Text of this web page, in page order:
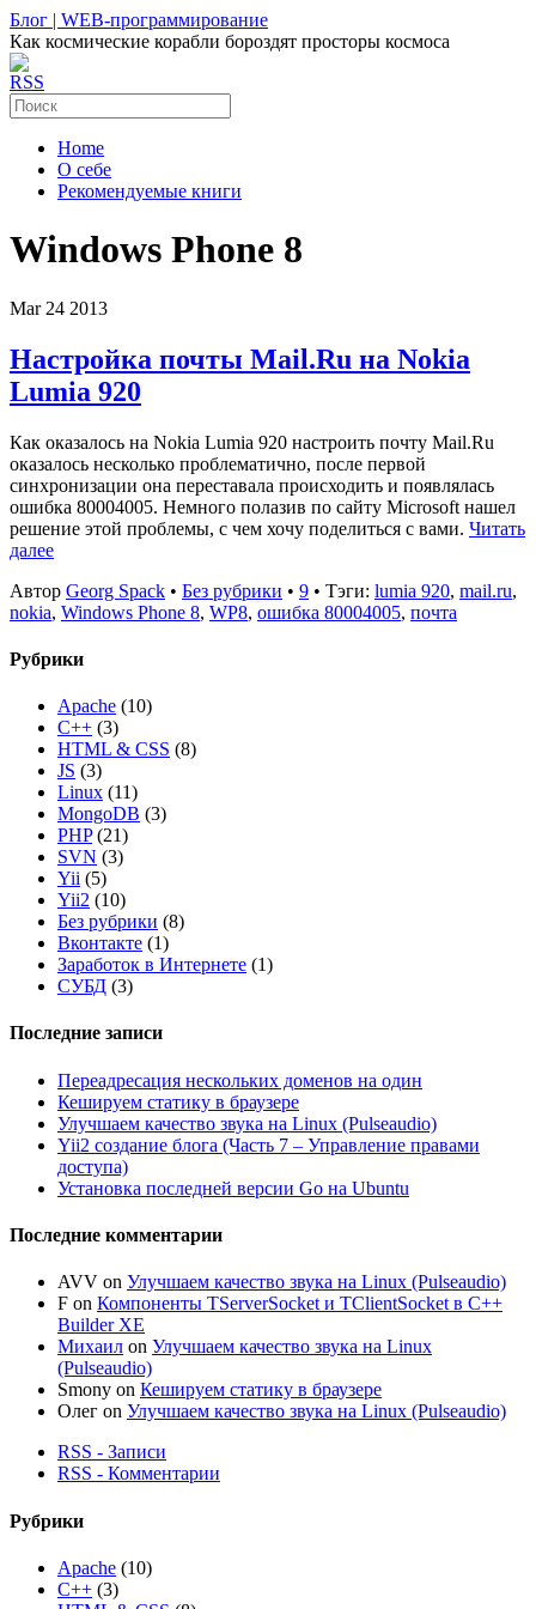
Блог | WEB-программирование
Как космические корабли бороздят просторы космоса
RSS
Home
О себе
Рекомендуемые книги
Windows Phone 8
Mar 24 2013
Настройка почты Mail.Ru на Nokia
Lumia 920
Как оказалось на Nokia Lumia 920 настроить почту Mail.Ru
оказалось несколько проблематично, после первой
синхронизации она переставала происходить и появлялась
ошибка 80004005. Немного полазив по сайту Microsoft нашел
решение этой проблемы, с чем хочу поделиться с вами. Читать
далее
Автор Georg Spack • Без рубрики • 9 • Тэги: lumia 920, mail.ru,
nokia, Windows Phone 8, WP8, ошибка 80004005, почта
Рубрики
Apache (10)
C++ (3)
HTML & CSS (8)
JS (3)
Linux (11)
MongoDB (3)
PHP(21)
SVN (3)
Yii (5)
Yii2 (10)
Без рубрики (8)
Вконтакте (1)
Заработок в Интернете (1)
СУБД (3)
Последние записи
Переадресация нескольких доменов на один
Кешируем статику в браузере
Улучшаем качество звука на Linux (Pulseaudio)
Yii2 создание блога (Часть 7 – Управление правами
доступа)
Установка последней версии Go на Ubuntu
Последние комментарии
AVV on Улучшаем качество звука на Linux (Pulseaudio)
F on Компоненты TServerSocket и TClientSocket в C++
Builder XE
Михаил on Улучшаем качество звука на Linux
(Pulseaudio)
Smony on Кешируем статику в браузере
Олег on Улучшаем качество звука на Linux (Pulseaudio)
RSS - Записи
RSS - Комментарии
Рубрики
Apache (10)
C++ (3)